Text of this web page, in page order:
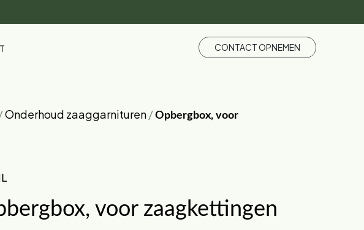
CONTACT OPNEMEN
Onderhoud zaaggarnituren/Opbergbox, voor
voor zaagkettingen